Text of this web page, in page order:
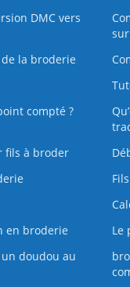
DMC vers
la broderie
compté ?
fils à broder
en broderie
Le
doudou au